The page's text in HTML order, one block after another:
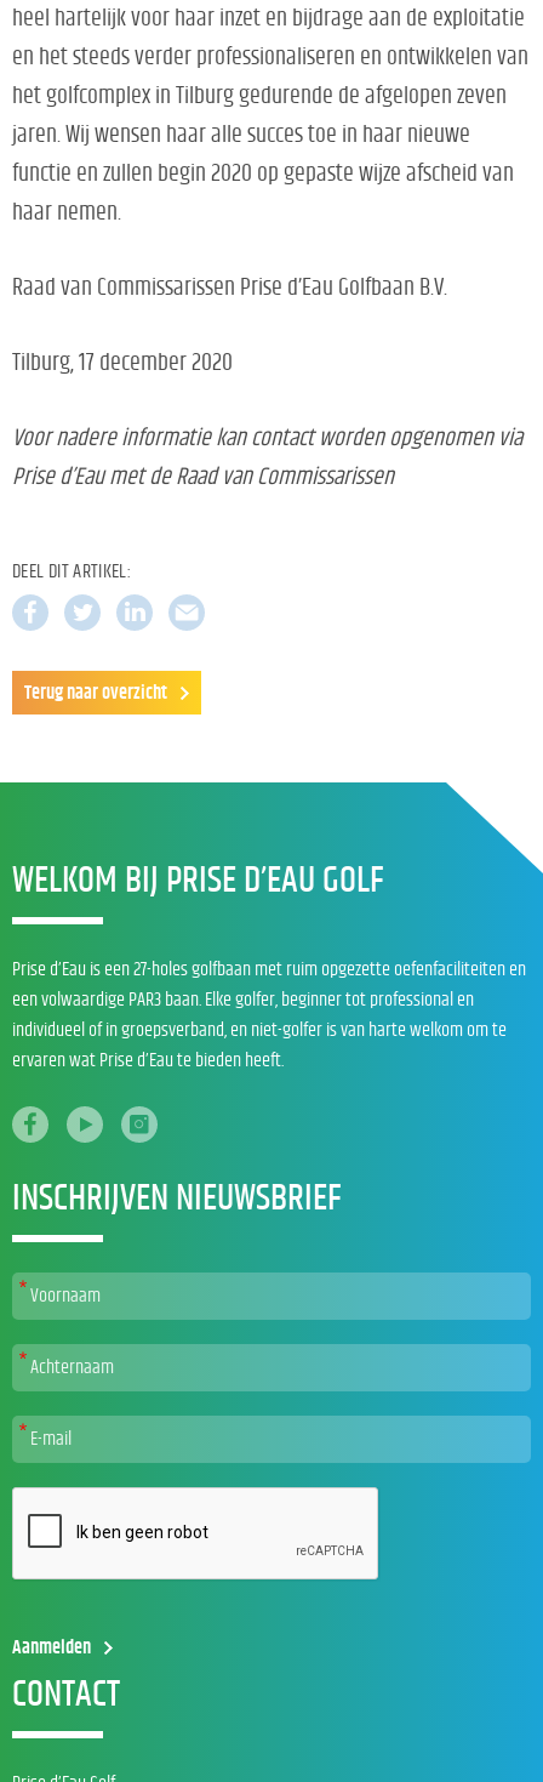
heel hartelijk voor haar inzet en bijdrage aan de exploitatie
en het steeds verder professionaliseren en ontwikkelen van
het golfcomplex in Tilburg gedurende de afgelopen zeven
jaren. Wij wensen haar alle succes toe in haar nieuwe
functie en zullen begin 2020 op gepaste wijze afscheid van
haar nemen.
Raad van Commissarissen Prise d’Eau Golfbaan B.V.
Tilburg, 17 december 2020
Voor nadere informatie kan contact worden opgenomen via
Prise d’Eau met de Raad van Commissarissen
DEEL DIT ARTIKEL:
Terug naar overzicht
WELKOM BIJ PRISE D’EAU GOLF
Prise d’Eau is een 27-holes golfbaan met ruim opgezette oefenfaciliteiten en
een volwaardige PAR3 baan. Elke golfer, beginner tot professional en
individueel of in groepsverband, en niet-golfer is van harte welkom om te
ervaren wat Prise d’Eau te bieden heeft.
INSCHRIJVEN NIEUWSBRIEF
CONTACT